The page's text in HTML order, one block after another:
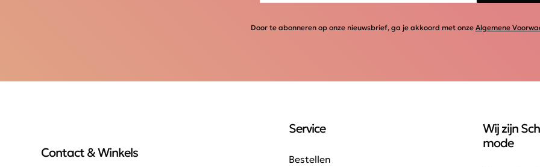
Door te abonneren op onze nieuwsbrief, ga je akkoord met onze Algemene
Contact & Winkels
Service
Bestellen
Wij zijn
mode